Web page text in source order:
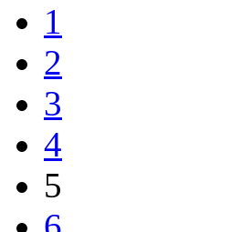
1
2
3
4
5